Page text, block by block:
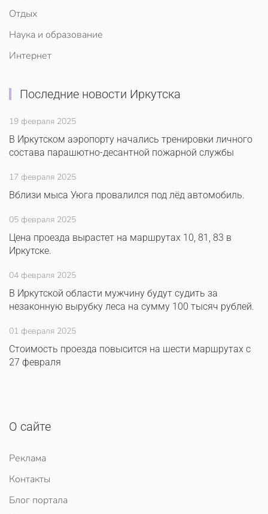
Отдых
Наука и образование
Интернет
Последние новости Иркутска
19 февраля 2025
В Иркутском аэропорту начались тренировки личного
состава парашютно-десантной пожарной службы
17 февраля 2025
Вблизи мыса Уюга провалился под лёд автомобиль.
05 февраля 2025
Цена проезда вырастет на маршрутах 10, 81, 83 в
Иркутске.
04 февраля 2025
В Иркутской области мужчину будут судить за
незаконную вырубку леса на сумму 100 тысяч рублей.
01 февраля 2025
Стоимость проезда повысится на шести маршрутах с
27 февраля
О сайте
Реклама
Контакты
Блог портала